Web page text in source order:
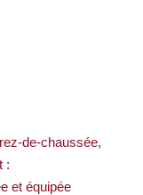
de-chaussée,
:
et équipée